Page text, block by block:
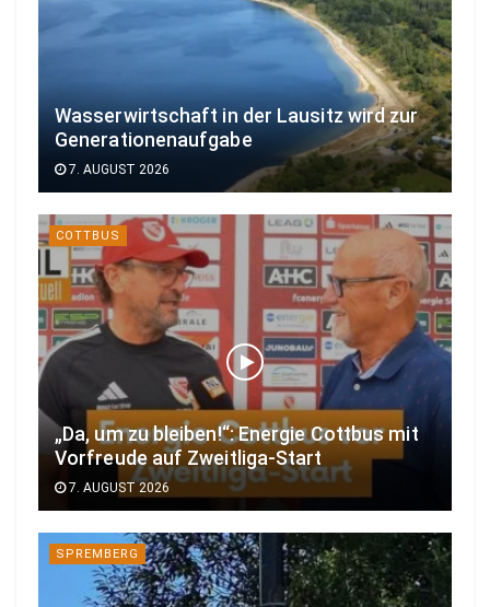
Wasserwirtschaft in der Lausitz wird zur
Generationenaufgabe
7. AUGUST 2026
COTTBUS
„Da, um zu bleiben!“: Energie Cottbus mit
Vorfreude auf Zweitliga-Start
7. AUGUST 2026
SPREMBERG